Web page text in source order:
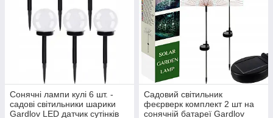
Сонячні лампи кулі 6 шт. -
садові світильники шарики
Gardlov LED датчик сутінків
Садовий світильник
феєрверк комплект 2 шт на
сонячній батареї Gardlov